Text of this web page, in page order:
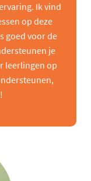
Ik vind
op deze
goed voor de
je
leerlingen op